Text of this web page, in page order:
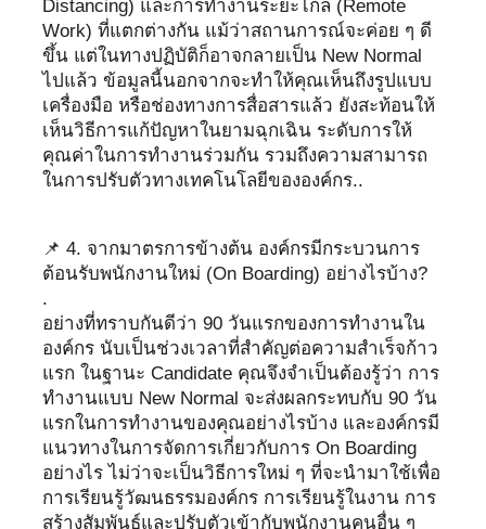
Distancing) และการทำงานระยะไกล (Remote
Work) ที่แตกต่างกัน แม้ว่าสถานการณ์จะค่อย ๆ ดี
ขึ้น แต่ในทางปฏิบัติก็อาจกลายเป็น New Normal
ไปแล้ว ข้อมูลนี้นอกจากจะทำให้คุณเห็นถึงรูปแบบ
เครื่องมือ หรือช่องทางการสื่อสารแล้ว ยังสะท้อนให้
เห็นวิธีการแก้ปัญหาในยามฉุกเฉิน ระดับการให้
คุณค่าในการทำงานร่วมกัน รวมถึงความสามารถ
ในการปรับตัวทางเทคโนโลยีขององค์กร..
📌 4. จากมาตรการข้างต้น องค์กรมีกระบวนการ
ต้อนรับพนักงานใหม่ (On Boarding) อย่างไรบ้าง?
.
อย่างที่ทราบกันดีว่า 90 วันแรกของการทำงานใน
องค์กร นับเป็นช่วงเวลาที่สำคัญต่อความสำเร็จก้าว
แรก ในฐานะ Candidate คุณจึงจำเป็นต้องรู้ว่า การ
ทำงานแบบ New Normal จะส่งผลกระทบกับ 90 วัน
แรกในการทำงานของคุณอย่างไรบ้าง และองค์กรมี
แนวทางในการจัดการเกี่ยวกับการ On Boarding
อย่างไร ไม่ว่าจะเป็นวิธีการใหม่ ๆ ที่จะนำมาใช้เพื่อ
การเรียนรู้วัฒนธรรมองค์กร การเรียนรู้ในงาน การ
สร้างสัมพันธ์และปรับตัวเข้ากับพนักงานคนอื่น ๆ